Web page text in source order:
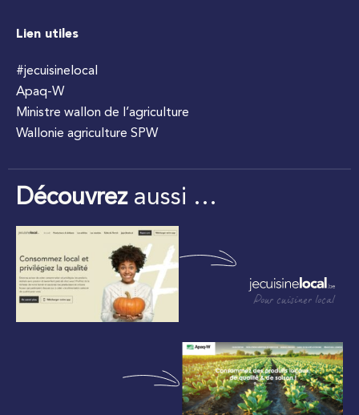
Lien utiles
#jecuisinelocal
Apaq-W
Ministre wallon de l’agriculture
Wallonie agriculture SPW
Découvrezaussi …
Pour cuisiner local